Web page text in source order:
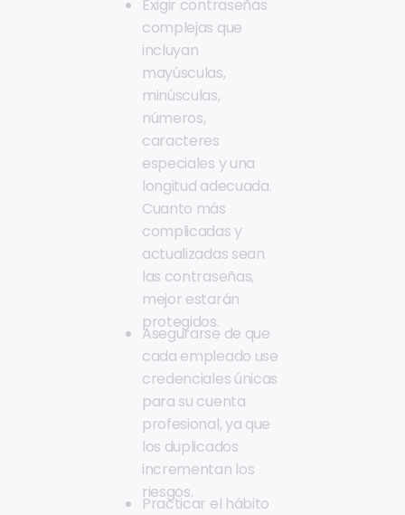
Exigir contraseñas
complejas que
incluyan
mayúsculas,
minúsculas,
números,
caracteres
especiales y una
longitud adecuada.
Cuanto más
complicadas y
actualizadas sean
las contraseñas,
mejor estarán
protegidos.
Asegurarse de que
cada empleado use
credenciales únicas
para su cuenta
profesional, ya que
los duplicados
incrementan los
riesgos.
Practicar el hábito